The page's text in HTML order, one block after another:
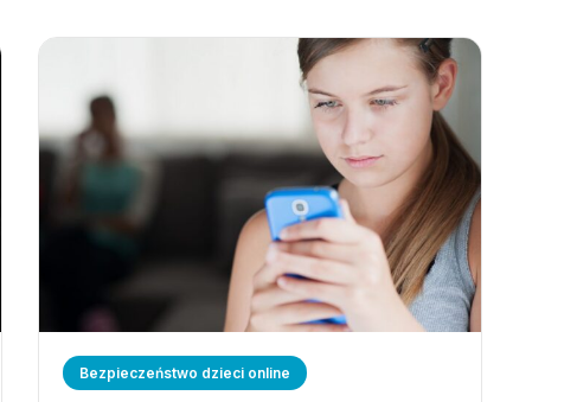
Bezpieczeństwo dzieci online